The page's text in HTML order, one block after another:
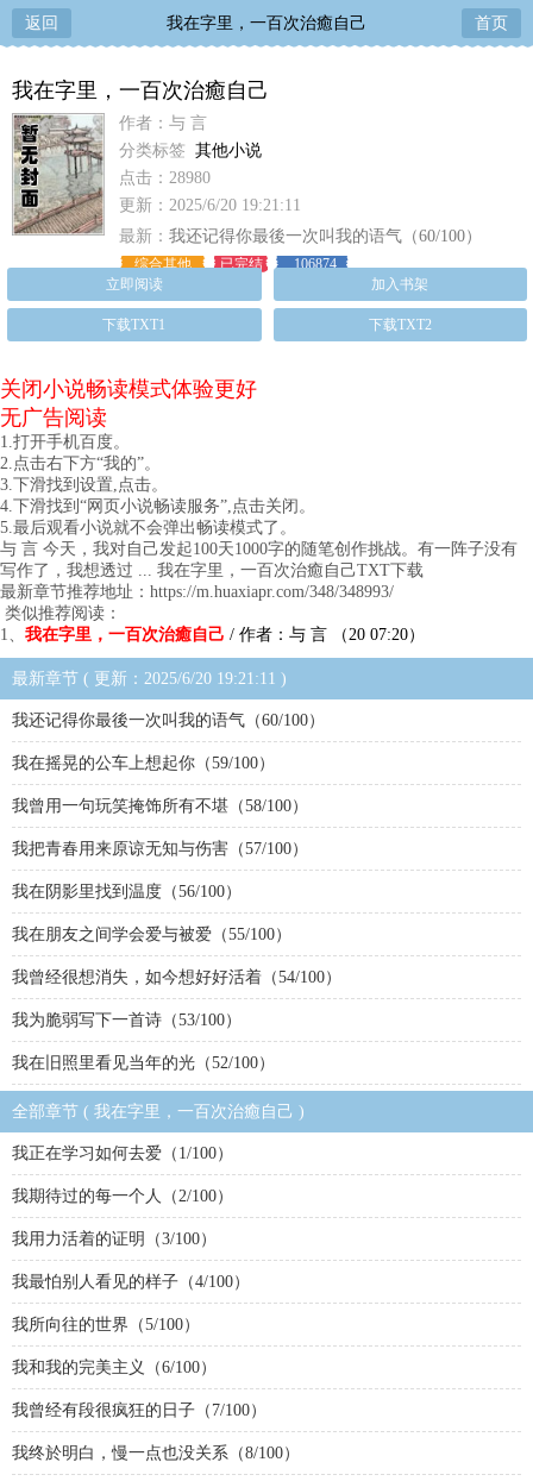
返回 我在字里，一百次治癒自己 首页
我在字里，一百次治癒自己
作者：与 言
分类标签 其他小说
点击：28980
更新：2025/6/20 19:21:11
最新： 我还记得你最後一次叫我的语气（60/100）
综合其他 已完结
106874
立即阅读
加入书架
下载TXT1 下载TXT2
关闭小说畅读模式体验更好
无广告阅读
1.打开手机百度。
2.点击右下方“我的”。
3.下滑找到设置,点击。
4.下滑找到“网页小说畅读服务”,点击关闭。
5.最后观看小说就不会弹出畅读模式了。
与 言 今天，我对自己发起100天1000字的随笔创作挑战。有一阵子没有
写作了，我想透过 ... 我在字里，一百次治癒自己TXT下载
最新章节推荐地址：https://m.huaxiapr.com/348/348993/
类似推荐阅读：
1、 我在字里，一百次治癒自己 / 作者：与 言 （20 07:20）
最新章节 ( 更新：2025/6/20 19:21:11 )
我还记得你最後一次叫我的语气（60/100）
我在摇晃的公车上想起你（59/100）
我曾用一句玩笑掩饰所有不堪（58/100）
我把青春用来原谅无知与伤害（57/100）
我在阴影里找到温度（56/100）
我在朋友之间学会爱与被爱（55/100）
我曾经很想消失，如今想好好活着（54/100）
我为脆弱写下一首诗（53/100）
我在旧照里看见当年的光（52/100）
全部章节 ( 我在字里，一百次治癒自己 )
我正在学习如何去爱（1/100）
我期待过的每一个人（2/100）
我用力活着的证明（3/100）
我最怕别人看见的样子（4/100）
我所向往的世界（5/100）
我和我的完美主义（6/100）
我曾经有段很疯狂的日子（7/100）
我终於明白，慢一点也没关系（8/100）